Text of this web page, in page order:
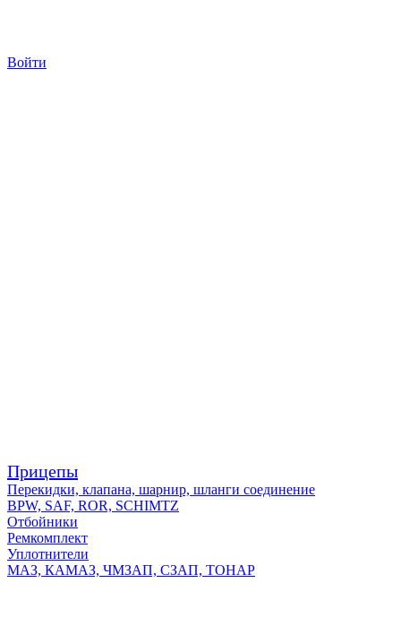
Войти
Прицепы
Перекидки, клапана, шарнир, шланги соединение
BPW, SAF, ROR, SCHIMTZ
Отбойники
Ремкомплект
Уплотнители
МАЗ, КАМАЗ, ЧМЗАП, СЗАП, ТОНАР